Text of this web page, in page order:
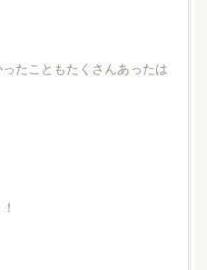
たこともたくさんあったは